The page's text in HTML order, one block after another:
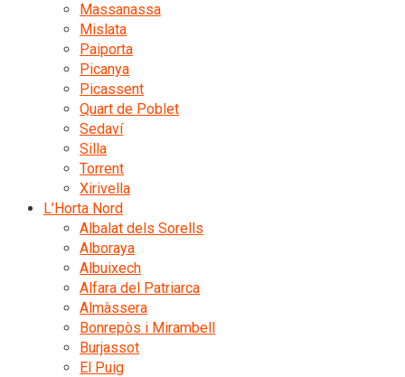
Massanassa
Mislata
Paiporta
Picanya
Picassent
Quart de Poblet
Sedaví
Silla
Torrent
Xirivella
L’Horta Nord
Albalat dels Sorells
Alboraya
Albuixech
Alfara del Patriarca
Almàssera
Bonrepòs i Mirambell
Burjassot
El Puig